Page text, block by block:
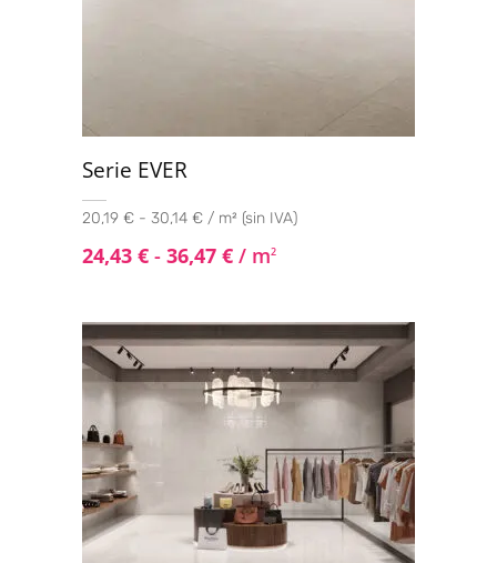
Serie EVER
20,19 € - 30,14 € / m² (sin IVA)
24,43 € - 36,47 € / m2